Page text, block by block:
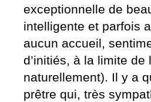
exceptionnelle de
intelligente et parfois
aucun accueil,
d’initiés, à la limite
naturellement). Il y a
prêtre qui, très